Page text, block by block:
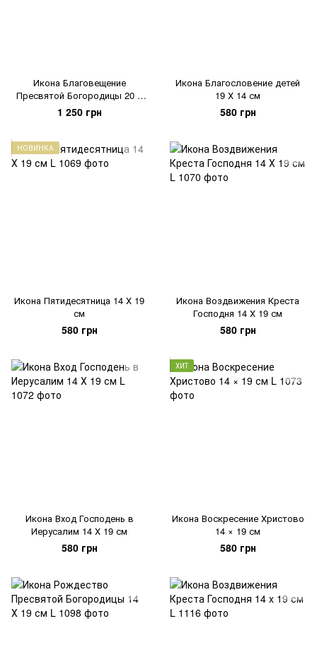
Икона Благовещение
Пресвятой Богородицы 20 Х
26 см
1 250 грн
Икона Благословение детей
19 Х 14 см
580 грн
НОВИНКА
Икона Пятидесятница 14 Х 19
см
580 грн
Икона Воздвижения Креста
Господня 14 Х 19 см
580 грн
Икона Вход Господень в
Иерусалим 14 Х 19 см
580 грн
ХИТ
Икона Воскресение Христово
14 × 19 см
580 грн